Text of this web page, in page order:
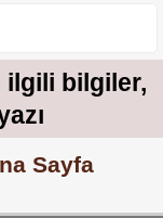
ilgili bilgiler,
Sayfa